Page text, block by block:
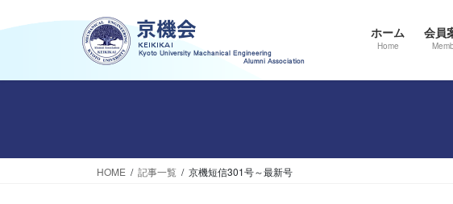
ン
ツ
ッ
ビ
シ
移
ホーム
Home
会員
HOME 記事一覧 京機短信301号～最新号